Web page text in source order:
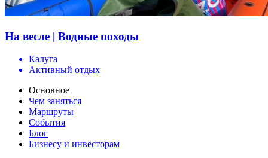
На весле | Водные походы
Калуга
Активный отдых
Основное
Чем заняться
Маршруты
События
Блог
Бизнесу и инвесторам